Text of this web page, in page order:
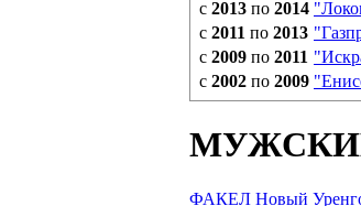
с 2013 по 2014
с 2011 по 2013
с 2009 по 2011
с 2002 по 2009
ФАКЕЛ Новый